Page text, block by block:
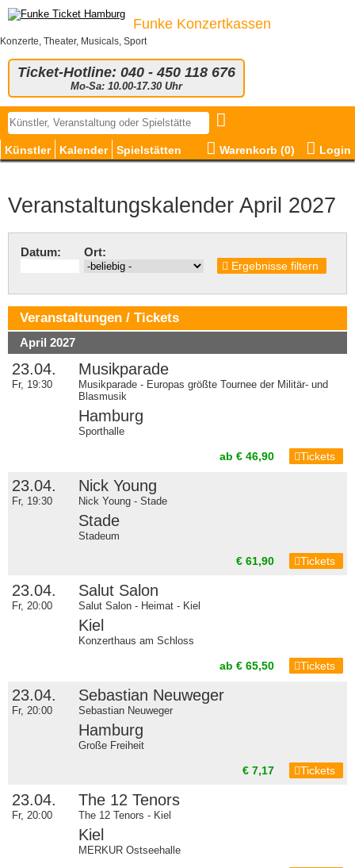
Funke Konzertkassen
Konzerte, Theater, Musicals, Sport
Ticket-Hotline: 040 - 450 118 676
Mo-Sa: 10.00-17.30 Uhr
Künstler Kalender Spielstätten Warenkorb (0) Login
Veranstaltungskalender April 2027
Datum: Ort:
Ergebnisse filtern
Veranstaltungen / Tickets
April 2027
23.04.
Fr, 19:30
Musikparade
Musikparade - Europas größte Tournee der Militär- und
Blasmusik
Hamburg
Sporthalle
ab € 46,90 Tickets
23.04.
Fr, 19:30
Nick Young
Nick Young - Stade
Stade
Stadeum
€ 61,90 Tickets
23.04.
Fr, 20:00
Salut Salon
Salut Salon - Heimat - Kiel
Kiel
Konzerthaus am Schloss
ab € 65,50 Tickets
23.04.
Fr, 20:00
Sebastian Neuweger
Sebastian Neuweger
Hamburg
Große Freiheit
€ 7,17 Tickets
23.04.
Fr, 20:00
The 12 Tenors
The 12 Tenors - Kiel
Kiel
MERKUR Ostseehalle